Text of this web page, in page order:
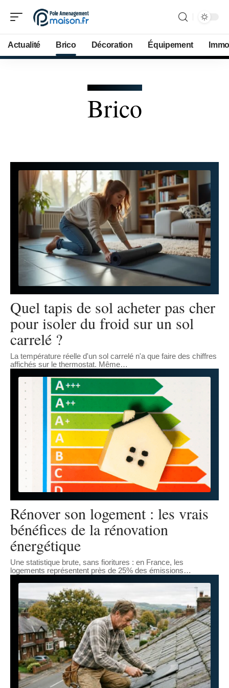
Actualité Brico Décoration Équipement
Brico
Quel tapis de sol acheter pas cher
pour isoler du froid sur un sol
carrelé ?
La température réelle d'un sol carrelé n'a que faire des chiffres
affichés sur le thermostat. Même…
Rénover son logement : les vrais
bénéfices de la rénovation
énergétique
Une statistique brute, sans fioritures : en France, les
logements représentent près de 25% des émissions…